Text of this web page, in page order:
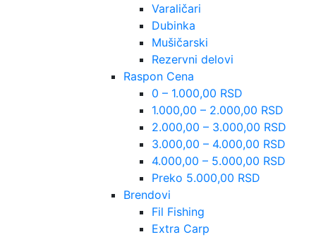
Varaličari
Dubinka
Mušičarski
Rezervni delovi
Raspon Cena
0 – 1.000,00 RSD
1.000,00 – 2.000,00 RSD
2.000,00 – 3.000,00 RSD
3.000,00 – 4.000,00 RSD
4.000,00 – 5.000,00 RSD
Preko 5.000,00 RSD
Brendovi
Fil Fishing
Extra Carp